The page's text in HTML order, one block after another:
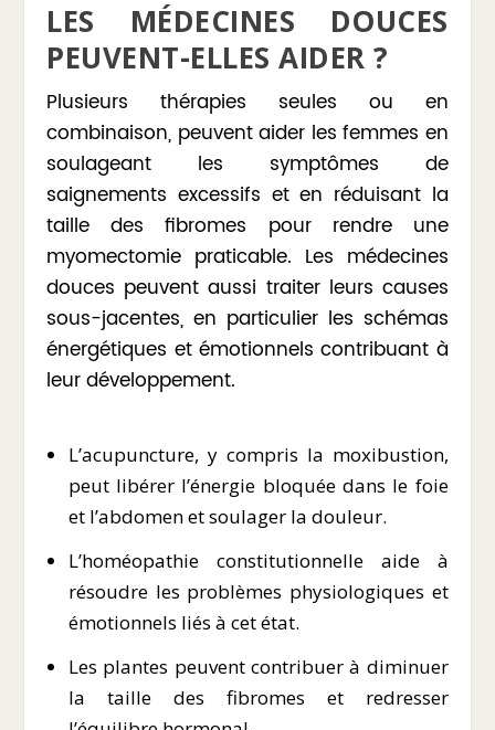
LES MÉDECINES DOUCES
PEUVENT-ELLES AIDER ?
Plusieurs thérapies seules ou en
combinaison, peuvent aider les femmes en
soulageant les symptômes de
saignements excessifs et en réduisant la
taille des fibromes pour rendre une
myomectomie praticable. Les médecines
douces peuvent aussi traiter leurs causes
sous-jacentes, en particulier les schémas
énergétiques et émotionnels contribuant à
leur développement.
L’acupuncture, y compris la moxibustion,
peut libérer l’énergie bloquée dans le foie
et l’abdomen et soulager la douleur.
L’homéopathie constitutionnelle aide à
résoudre les problèmes physiologiques et
émotionnels liés à cet état.
Les plantes peuvent contribuer à diminuer
la taille des fibromes et redresser